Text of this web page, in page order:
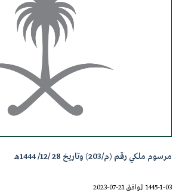
مرسوم ملكي رقم (م/203) وتاريخ 28 /12/ 1444هـ
1445-1-03 الموافق 21-07-2023